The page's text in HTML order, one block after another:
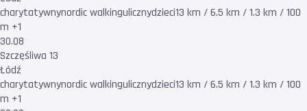
charytatywnynordic walkingulicznydzieci13 km / 6.5 km / 1.3 km / 100
m +1
30.08
Szczęśliwa 13
Łódź
charytatywnynordic walkingulicznydzieci13 km / 6.5 km / 1.3 km / 100
m +1